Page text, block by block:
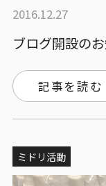
2016.12.27
記事を読む
ミドリ活動